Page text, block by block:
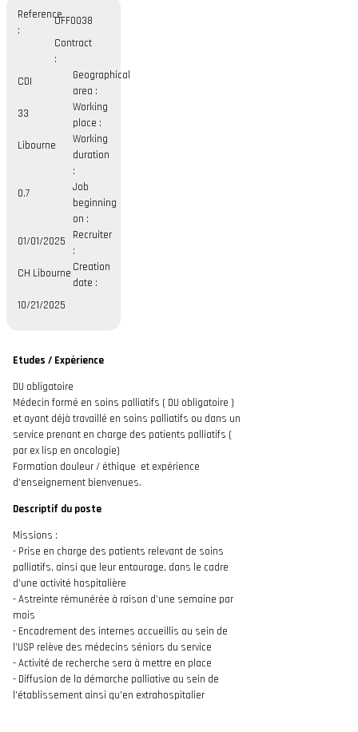
Reference
:
OFF0038
Contract
:
CDI
Geographical
area :
33
Working
place :
Libourne
Working
duration
:
0.7
Job
beginning
on :
01/01/2025
Recruiter
:
CH Libourne Creation
date :
10/21/2025
Etudes / Expérience
DU obligatoire
Médecin formé en soins palliatifs ( DU obligatoire )
et ayant déjà travaillé en soins palliatifs ou dans un
service prenant en charge des patients palliatifs (
par ex lisp en oncologie)
Formation douleur / éthique et expérience
d’enseignement bienvenues.
Descriptif du poste
Missions :
- Prise en charge des patients relevant de soins
palliatifs, ainsi que leur entourage, dans le cadre
d’une activité hospitalière
- Astreinte rémunérée à raison d’une semaine par
mois
- Encadrement des internes accueillis au sein de
l’USP relève des médecins séniors du service
- Activité de recherche sera à mettre en place
- Diffusion de la démarche palliative au sein de
l’établissement ainsi qu’en extrahospitalier